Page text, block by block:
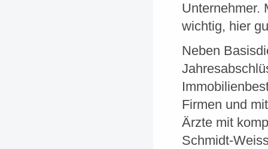
Unternehmer.
wichtig, hier
Neben
Firmen und
Ärzte mit
Schmidt-